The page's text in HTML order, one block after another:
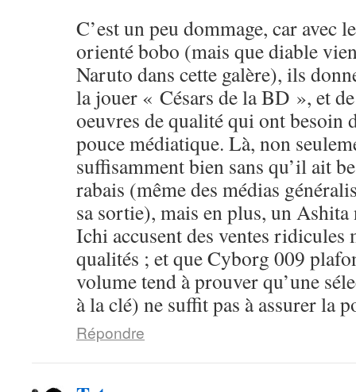
C’est un peu dommage, car avec
orienté bobo (mais que diable
Naruto dans cette galère), ils
la jouer « Césars de la BD », et
oeuvres de qualité qui ont besoin
pouce médiatique. Là, non
suffisamment bien sans qu’il ait
rabais (même des médias
sa sortie), mais en plus, un
Ichi accusent des ventes ridicules
qualités ; et que Cyborg 009
volume tend à prouver qu’une
à la clé) ne suffit pas à assurer la
Répondre